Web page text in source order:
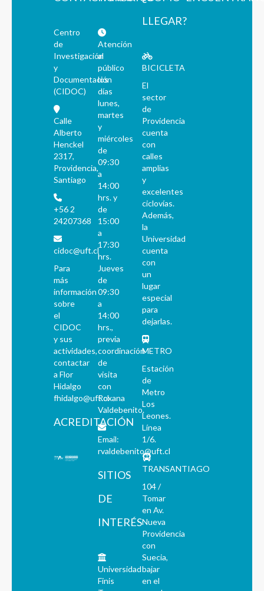
Centro
de
Investigación
y
Documentación
(CIDOC)
Calle
Alberto
Henckel
2317,
Providencia,
Santiago
+56 2
24207368
cidoc@uft.cl
Para
más
información
sobre
el
CIDOC
y sus
actividades,
contactar
a Flor
Hidalgo
fhidalgo@uft.cl
ACREDITACIÓN
Atención
al
público
los
días
lunes,
martes
y
miércoles
de
09:30
a
14:00
hrs. y
de
15:00
a
17:30
hrs.
Jueves
de
09:30
a
14:00
hrs.,
previa
coordinación
de
visita
con
Roxana
Valdebenito.
Email:
rvaldebenito@uft.cl
SITIOS
DE
INTERÉS
Universidad
Finis
LLEGAR?
BICICLETA
El
sector
de
Providencia
cuenta
con
calles
amplias
y
excelentes
ciclovías.
Además,
la
Universidad
cuenta
con
un
lugar
especial
para
dejarlas.
METRO
Estación
de
Metro
Los
Leones.
Línea
1/6.
TRANSANTIAGO
104 /
Tomar
en Av.
Nueva
Providencia
con
Suecia,
bajar
en el